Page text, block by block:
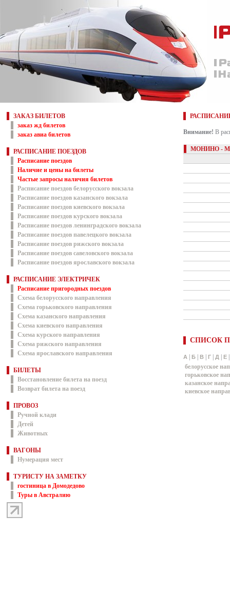
ЗАКАЗ БИЛЕТОВ
заказ жд билетов
заказ авиа билетов
РАСПИСАНИЕ ПОЕЗДОВ
Расписание поездов
Наличие и цены на билеты
Частые запросы наличия билетов
Расписание поездов белорусского вокзала
Расписание поездов казанского вокзала
Расписание поездов киевского вокзала
Расписание поездов курского вокзала
Расписание поездов ленинградского вокзала
Расписание поездов павелецкого вокзала
Расписание поездов рижского вокзала
Расписание поездов савеловского вокзала
Расписание поездов ярославского вокзала
РАСПИСАНИЕ ЭЛЕКТРИЧЕК
Расписание пригородных поездов
Схема белорусского направления
Схема горьковского направления
Схема казанского направления
Схема киевского направления
Схема курского направления
Схема рижского направления
Схема ярославского направления
БИЛЕТЫ
Восстановление билета на поезд
Возврат билета на поезд
ПРОВОЗ
Ручной клади
Детей
Животных
ВАГОНЫ
Нумерация мест
ТУРИСТУ НА ЗАМЕТКУ
гостиница в Домодедово
Туры в Австралию
Внимание! В
МОНИНО -
СПИСОК
А Б В Г Д Е
белорусское
горьковское
казанское
киевское